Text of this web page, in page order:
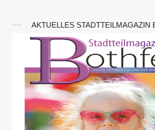
AKTUELLES STADTTEILMAGAZIN